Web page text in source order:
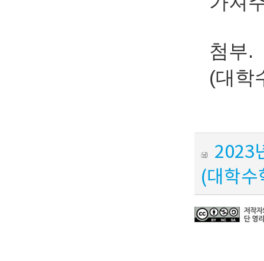
첨부
(대학
2023
(대학